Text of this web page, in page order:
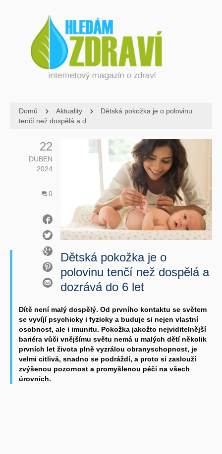
Domů Aktuality
Dětská pokožka je o polovinu
tenčí než dospělá a d ..
22
DUBEN
2024
0
Dětská pokožka je o
polovinu tenčí než dospělá a
dozrává do 6 let
Dítě není malý dospělý. Od prvního kontaktu se světem
se vyvíjí psychicky i fyzicky a buduje si nejen vlastní
osobnost, ale i imunitu. Pokožka jakožto nejviditelnější
bariéra vůči vnějšímu světu nemá u malých dětí několik
prvních let života plně vyzrálou obranyschopnost, je
velmi citlivá, snadno se podráždí, a proto si zaslouží
zvýšenou pozornost a promyšlenou péči na všech
úrovních.